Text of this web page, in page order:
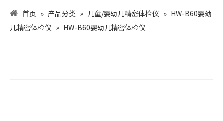
首页 » 产品分类 » 儿童/婴幼儿精密体检仪 » HW-B60婴幼
儿精密体检仪 » HW-B60婴幼儿精密体检仪